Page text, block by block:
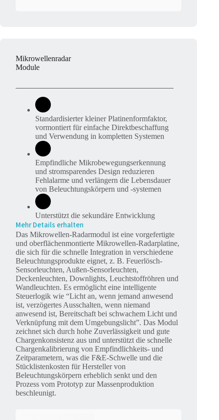
Mikrowellenradar
Module
Standardisierter kleiner Platinenformfaktor,
vormontiert für einfache Direktbeschaffung
und Verwendung in kompletten Systemen
Empfindliche Mikrobewegungserkennung
und stromsparendes Design reduzieren
Fehlalarme und verlängern die Lebensdauer
von Beleuchtungskörpern und -systemen
Unterstützt die sekundäre Entwicklung
Mehr Details erhalten
Das Mikrowellen-Radarmodul ist eine vorgefertigte
und oberflächenmontierte Mikrowellen-Radarplatine,
die sich für die schnelle Integration in verschiedene
Beleuchtungsprodukte eignet, z. B. Feuerlösch-
Sensorleuchten, Außen-Sensorleuchten,
Deckenleuchten, Downlights, Leuchtstoffröhren und
Wandleuchten. Es ermöglicht eine intelligente
Steuerlogik wie “Licht an, wenn jemand anwesend
ist, verzögertes Ausschalten, wenn niemand
anwesend ist, Bereitschaft bei schwachem Licht und
Verknüpfung mit dem Umgebungslicht”. Das Modul
zeichnet sich durch hohe Zuverlässigkeit und gute
Chargenkonsistenz aus und unterstützt die schnelle
Chargenkalibrierung von Empfindlichkeits- und
Zeitparametern, was die F&E-Schwelle und die
Stücklistenkosten für Hersteller von
Beleuchtungskörpern erheblich senkt und den
Prozess vom Prototyp zur Massenproduktion
beschleunigt.